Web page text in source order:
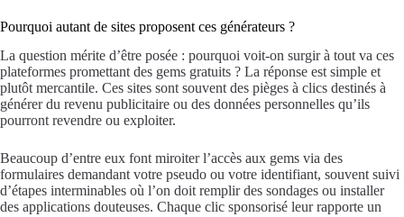
Pourquoi autant de sites proposent ces générateurs ?
La question mérite d’être posée : pourquoi voit-on surgir à tout va ces
plateformes promettant des gems gratuits ? La réponse est simple et
plutôt mercantile. Ces sites sont souvent des pièges à clics destinés à
générer du revenu publicitaire ou des données personnelles qu’ils
pourront revendre ou exploiter.
Beaucoup d’entre eux font miroiter l’accès aux gems via des
formulaires demandant votre pseudo ou votre identifiant, souvent suivi
d’étapes interminables où l’on doit remplir des sondages ou installer
des applications douteuses. Chaque clic sponsorisé leur rapporte un